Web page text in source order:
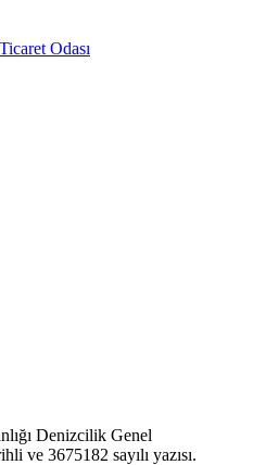
Odası
Denizcilik Genel
ve 3675182 sayılı yazısı.